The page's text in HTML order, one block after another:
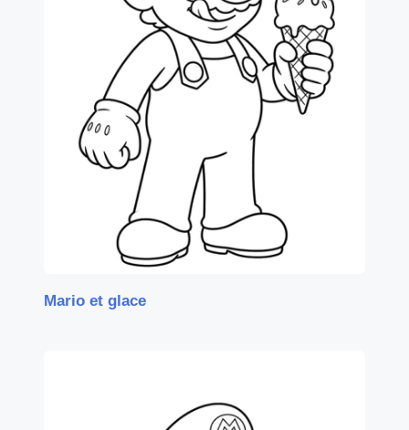
Mario et glace